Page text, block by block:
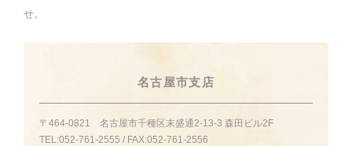
せ。
名古屋市支店
〒464-0821 名古屋市千種区末盛通2-13-3 森田ビル2F
TEL:052-761-2555 / FAX:052-761-2556